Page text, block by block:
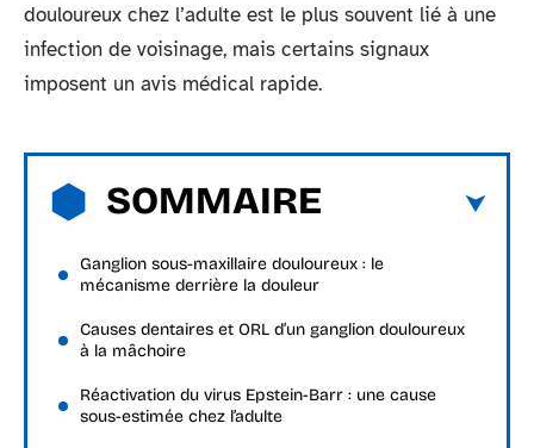
douloureux chez l’adulte est le plus souvent lié à une
infection de voisinage, mais certains signaux
imposent un avis médical rapide.
SOMMAIRE
Ganglion sous-maxillaire douloureux : le
mécanisme derrière la douleur
Causes dentaires et ORL d’un ganglion douloureux
à la mâchoire
Réactivation du virus Epstein-Barr : une cause
sous-estimée chez l’adulte